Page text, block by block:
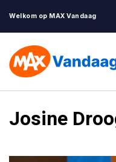
Welkom op MAX Vandaag
Josine